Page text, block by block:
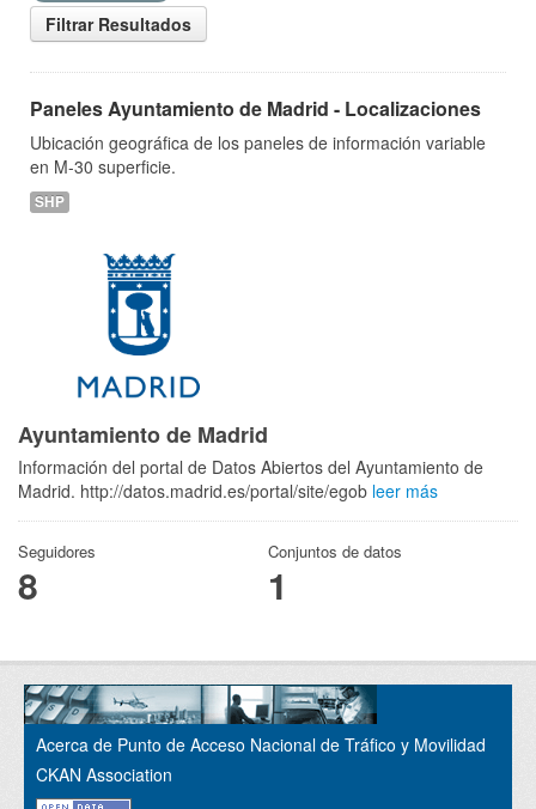
Filtrar Resultados
Paneles Ayuntamiento de Madrid - Localizaciones
Ubicación geográfica de los paneles de información variable
en M-30 superficie.
SHP
Ayuntamiento de Madrid
Información del portal de Datos Abiertos del Ayuntamiento de
Madrid. http://datos.madrid.es/portal/site/egob leer más
Seguidores
8
Conjuntos de datos
1
Acerca de Punto de Acceso Nacional de Tráfico y Movilidad
CKAN Association